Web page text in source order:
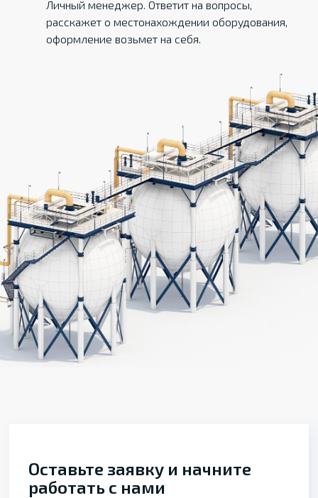
Личный менеджер. Ответит на вопросы,
расскажет о местонахождении оборудования,
оформление возьмет на себя.
Оставьте заявку и начните
работать с нами